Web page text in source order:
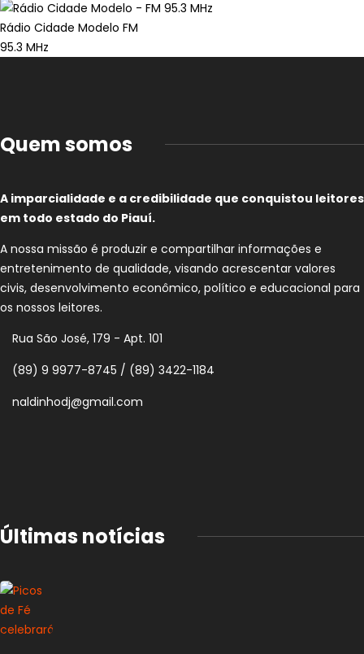
Rádio Cidade Modelo FM
95.3 MHz
Quem somos
A imparcialidade e a credibilidade que conquistou leitores
em todo estado do Piauí.
A nossa missão é produzir e compartilhar informações e
entretenimento de qualidade, visando acrescentar valores
civis, desenvolvimento econômico, político e educacional para
os nossos leitores.
Rua São José, 179 - Apt. 101
(89) 9 9977-8745 / (89) 3422-1184
naldinhodj@gmail.com
Últimas notícias